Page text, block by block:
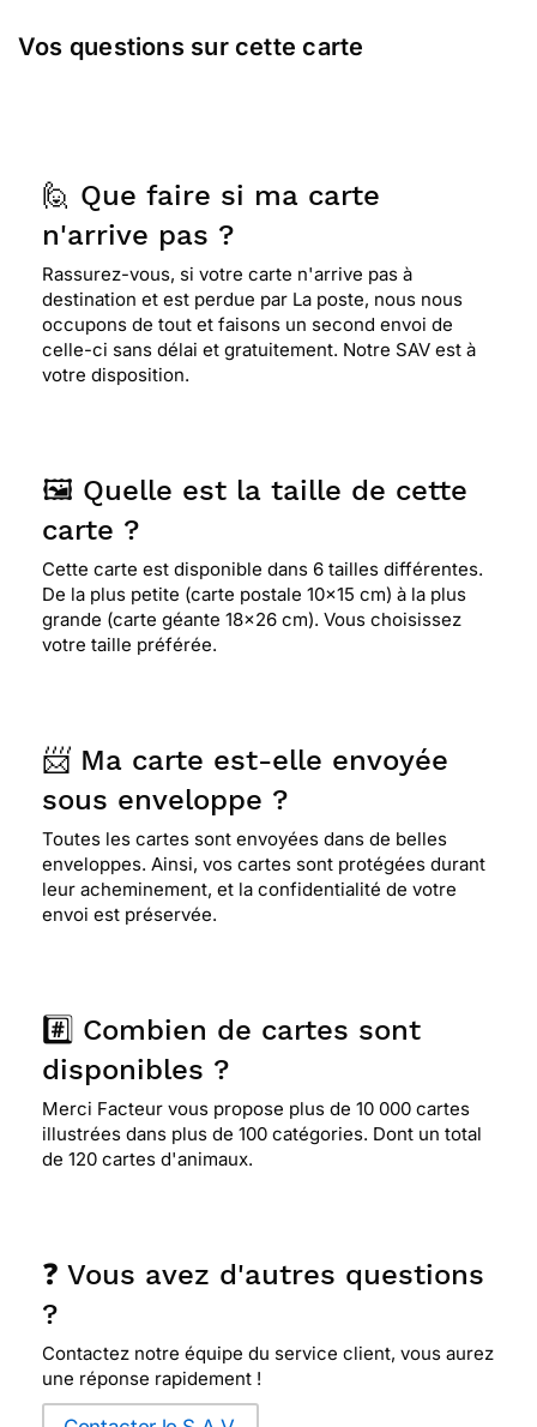
Vos questions sur cette carte
🙋 Que faire si ma carte
n'arrive pas ?
Rassurez-vous, si votre carte n'arrive pas à
destination et est perdue par La poste, nous nous
occupons de tout et faisons un second envoi de
celle-ci sans délai et gratuitement. Notre SAV est à
votre disposition.
🖼️ Quelle est la taille de cette
carte ?
Cette carte est disponible dans 6 tailles différentes.
De la plus petite (carte postale 10x15 cm) à la plus
grande (carte géante 18x26 cm). Vous choisissez
votre taille préférée.
📨 Ma carte est-elle envoyée
sous enveloppe ?
Toutes les cartes sont envoyées dans de belles
enveloppes. Ainsi, vos cartes sont protégées durant
leur acheminement, et la confidentialité de votre
envoi est préservée.
#️⃣ Combien de cartes sont
disponibles ?
Merci Facteur vous propose plus de 10 000 cartes
illustrées dans plus de 100 catégories. Dont un total
de 120 cartes d'animaux.
❓ Vous avez d'autres questions
?
Contactez notre équipe du service client, vous aurez
une réponse rapidement !